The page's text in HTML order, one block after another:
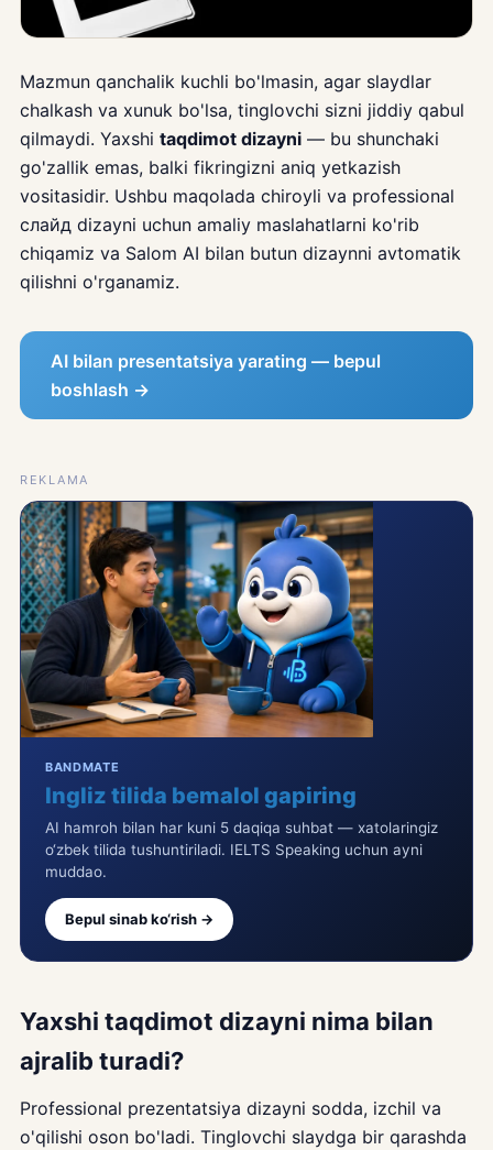
Mazmun qanchalik kuchli bo'lmasin, agar slaydlar
chalkash va xunuk bo'lsa, tinglovchi sizni jiddiy qabul
qilmaydi. Yaxshi taqdimot dizayni — bu shunchaki
go'zallik emas, balki fikringizni aniq yetkazish
vositasidir. Ushbu maqolada chiroyli va professional
слайд dizayni uchun amaliy maslahatlarni ko'rib
chiqamiz va Salom AI bilan butun dizaynni avtomatik
qilishni o'rganamiz.
AI bilan presentatsiya yarating — bepul
boshlash →
REKLAMA
BANDMATE
Ingliz tilida bemalol gapiring
AI hamroh bilan har kuni 5 daqiqa suhbat — xatolaringiz
o‘zbek tilida tushuntiriladi. IELTS Speaking uchun ayni
muddao.
Bepul sinab ko‘rish →
Yaxshi taqdimot dizayni nima bilan
ajralib turadi?
Professional prezentatsiya dizayni sodda, izchil va
o'qilishi oson bo'ladi. Tinglovchi slaydga bir qarashda